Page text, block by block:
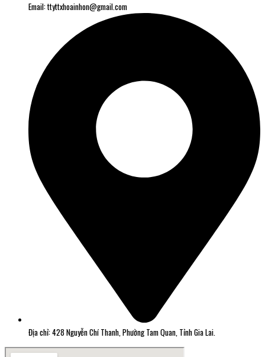
Email: ttyttxhoainhon@gmail.com
Địa chỉ: 428 Nguyễn Chí Thanh, Phường Tam Quan, Tỉnh Gia Lai.